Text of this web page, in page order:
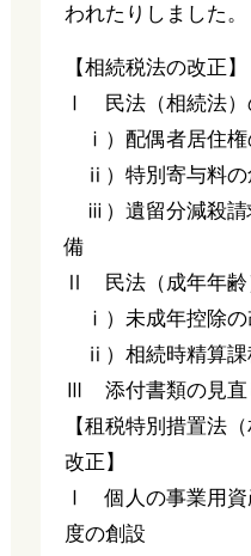
われたりしました。
【相続税法の改正】
Ⅰ 民法（相続法）
ⅰ）配偶者居住権
ⅱ）特別寄与料の
ⅲ）遺留分減殺請
備
Ⅱ 民法（成年年齢
ⅰ）未成年控除の
ⅱ）相続時精算課
Ⅲ 添付書類の見直
【租税特別措置法
改正】
Ⅰ 個人の事業用資
度の創設